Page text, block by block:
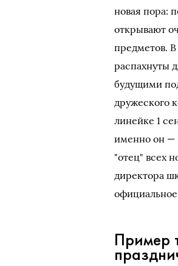
новая пора:
открывают
предметов. В
распахнуты
будущими
дружеского
линейке 1
именно он —
"отец" всех
директора
Пример